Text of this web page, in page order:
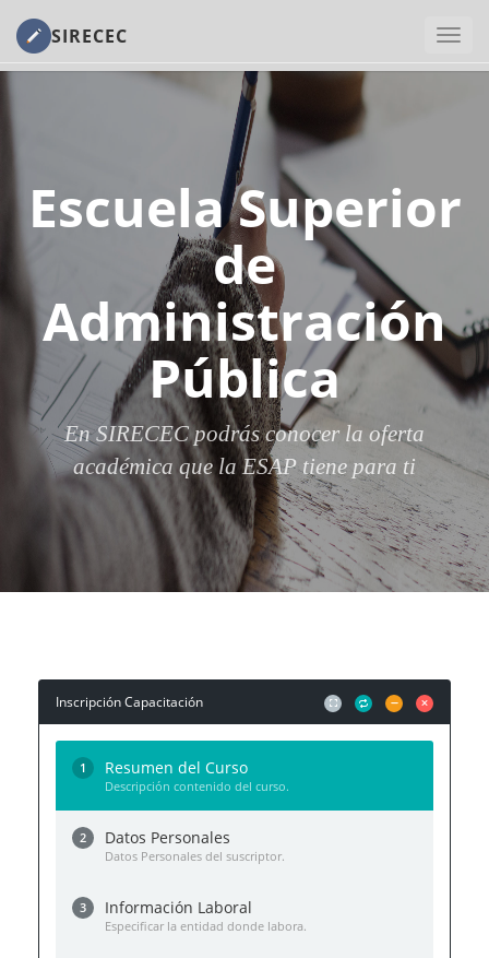
SIRECEC
Escuela Superior
de
Administración
Pública
En SIRECEC podrás conocer la oferta
académica que la ESAP tiene para ti
Inscripción Capacitación
1 Resumen del Curso
Descripción contenido del curso.
2 Datos Personales
Datos Personales del suscriptor.
3 Información Laboral
Especificar la entidad donde labora.